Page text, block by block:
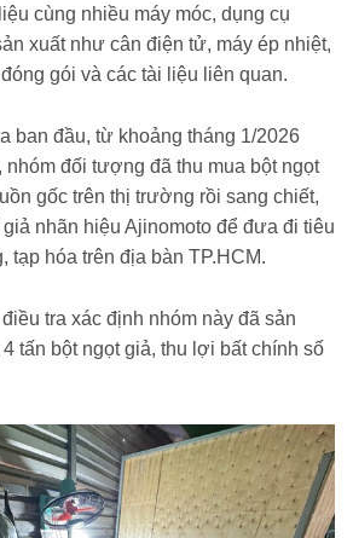
cùng nhiều máy móc, dụng cụ
xuất như cân điện tử, máy ép nhiệt,
gói và các tài liệu liên quan.
ban đầu, từ khoảng tháng 1/2026
nhóm đối tượng đã thu mua bột ngọt
gốc trên thị trường rồi sang chiết,
nhãn hiệu Ajinomoto để đưa đi tiêu
tạp hóa trên địa bàn TP.HCM.
tra xác định nhóm này đã sản
tấn bột ngọt giả, thu lợi bất chính số